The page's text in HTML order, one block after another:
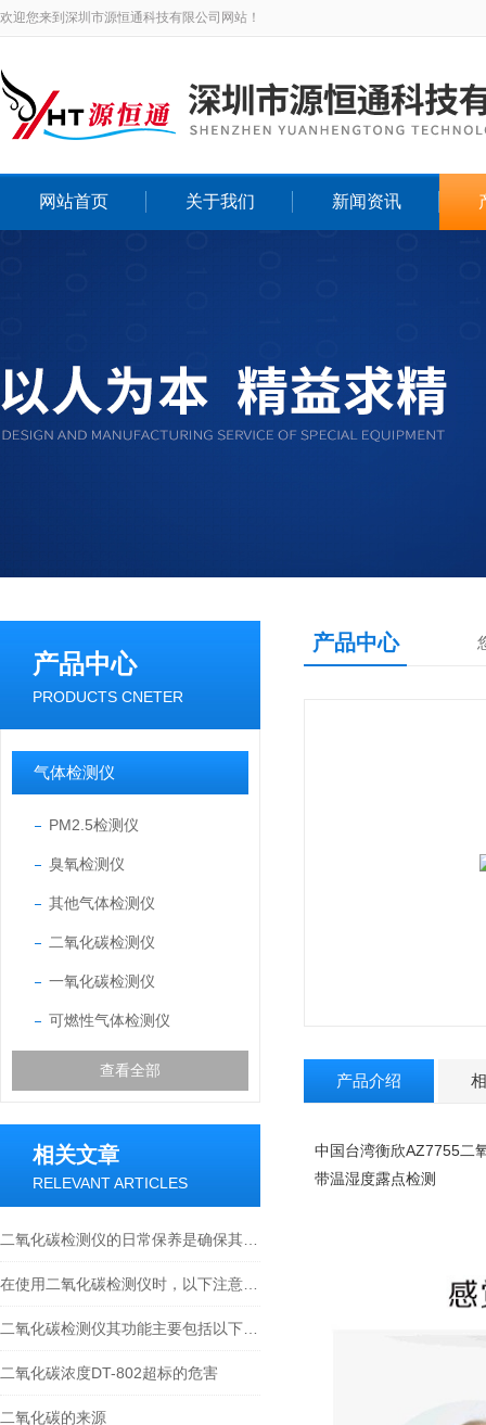
欢迎您来到深圳市源恒通科技有限公司网站！
网站首页 关于我们 新闻资讯
产品中心
PRODUCTS CNETER
气体检测仪
PM2.5检测仪
臭氧检测仪
其他气体检测仪
二氧化碳检测仪
一氧化碳检测仪
可燃性气体检测仪
查看全部
相关文章
RELEVANT ARTICLES
二氧化碳浓度DT-802超标的危害
二氧化碳的来源
产品中心
产品介绍
中国台湾衡欣AZ7755二
带温湿度露点检测